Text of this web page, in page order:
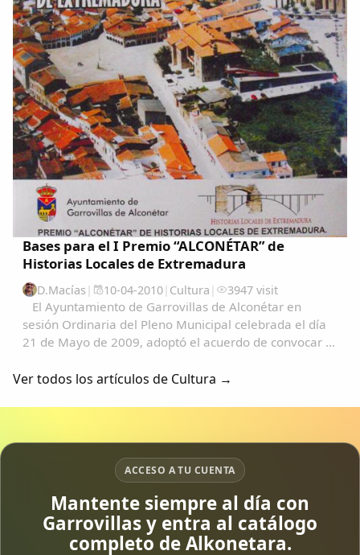
Bases para el I Premio “ALCONÉTAR” de
Historias Locales de Extremadura
D.Macías | 10-04-2010| Cultura | 3947 visit
El Ayuntamiento de Garrovillas de Alconétar en
sesión Ordinaria del Pleno Municipal celebrada el día
21 de Mayo de 2009, adoptó el acuerdo de convocar el
sujeción a las siguientes Bases que...
Ver todos los artículos de Cultura →
ACCESO A TU CUENTA
Mantente siempre al día con
Garrovillas y entra al catálogo
completo de Alkonetara.